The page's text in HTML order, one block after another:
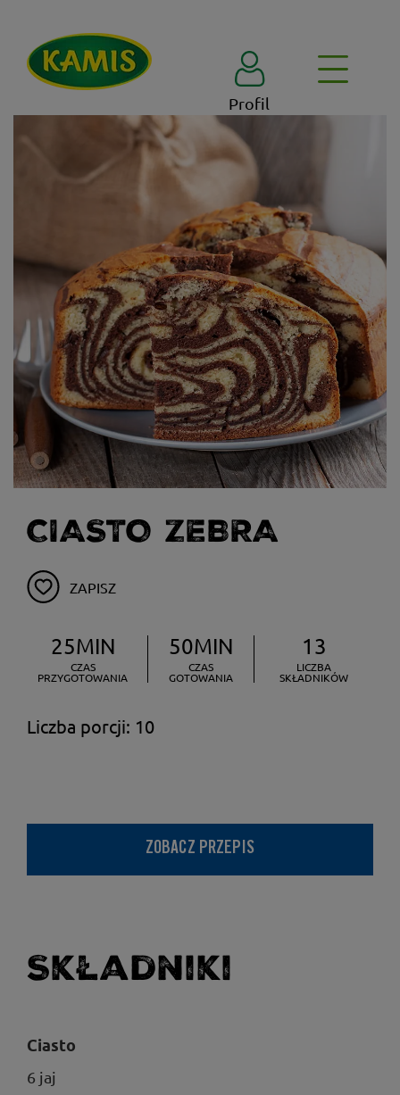
Profil
CIASTO ZEBRA
ZAPISZ
25MIN
CZAS
PRZYGOTOWANIA
50MIN
CZAS
GOTOWANIA
13
LICZBA
SKŁADNIKÓW
Liczba porcji: 10
ZOBACZ PRZEPIS
Składniki
Ciasto
6 jaj